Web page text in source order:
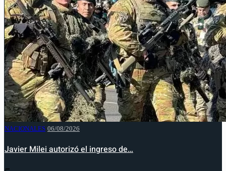
NACIONALES 06/08/2026
Javier Milei autorizó el ingreso de…